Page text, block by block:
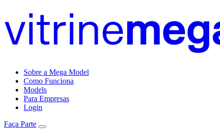
Sobre a Mega Model
Como Funciona
Models
Para Empresas
Login
Faça Parte